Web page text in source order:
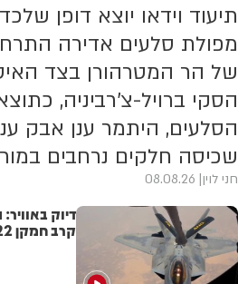
תיעוד וידאו יוצא דופן
מפולת סלעים אדירה
של הר המטרהורן בצד
הסקי ברויל-צ'רביניה,
הסלעים, היתמר ענן אבק
שכיסה חלקים נרחבים
חני לוין 08.08.26
דיוק
קרב חמקן F-22